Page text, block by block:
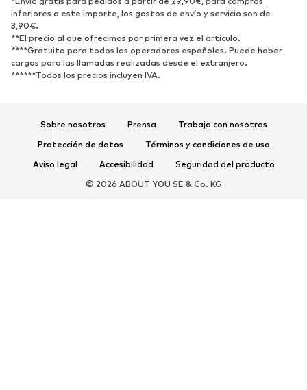
Nuevo
Zapatillas de deporte
Botines
Zapatos de tacón y plataforma Botas
Zapatillas de casa
Exclusivo
inferiores a este importe, los gastos de envío y servicio son de
3,90€.
**El precio al que ofrecimos por primera vez el artículo.
****Gratuito para todos los operadores españoles. Puede haber
cargos para las llamadas realizadas desde el extranjero.
******Todos los precios incluyen IVA.
Sobre nosotros Prensa
Trabaja con nosotros
Protección de datos
Términos y condiciones de uso
Aviso legal
Accesibilidad
Seguridad del producto
© 2026 ABOUT YOU SE & Co. KG